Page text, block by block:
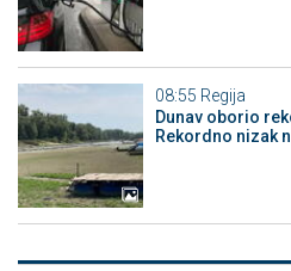
08:55 Regija
Dunav oborio
Rekordno nizak